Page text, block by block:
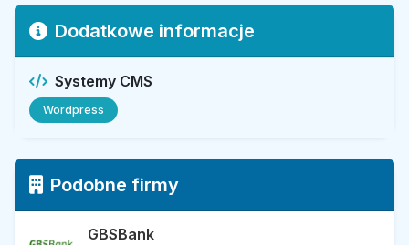
Dodatkowe informacje
Systemy CMS
Wordpress
Podobne firmy
GBSBank